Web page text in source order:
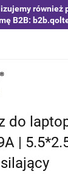
również
B2B:
do
|